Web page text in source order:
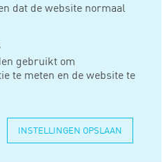
dat de website normaal
gebruikt om
te meten en de website te
INSTELLINGEN OPSLAAN
ondernemer in 2014 btw